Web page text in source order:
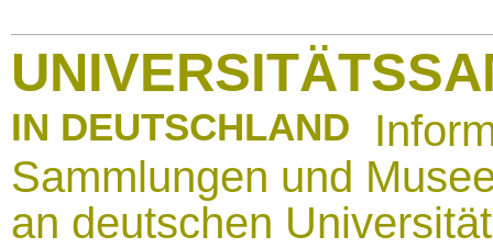
IN DEUTSCHLAND
Sammlungen und
an deutschen